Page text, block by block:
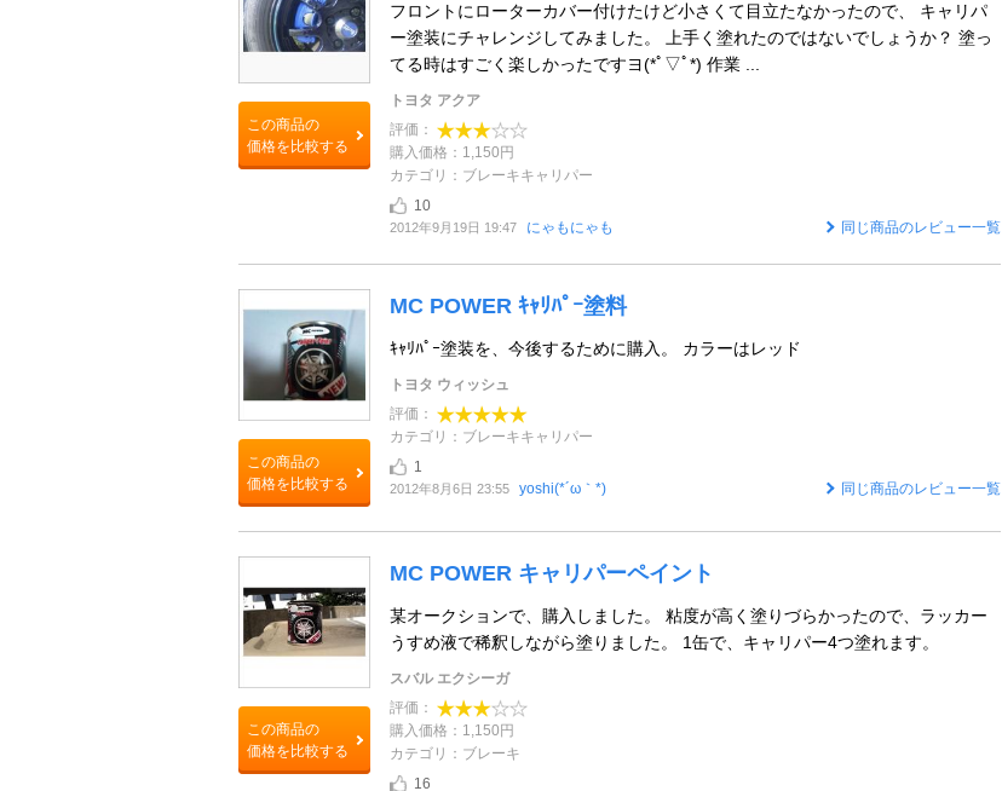
この商品の
価格を比較する
フロントにローターカバー付けたけど小さくて目立たなかったので、 キャリパ
ー塗装にチャレンジしてみました。 上手く塗れたのではないでしょうか？ 塗っ
てる時はすごく楽しかったですヨ(*ﾟ▽ﾟ*) 作業 ...
トヨタ アクア
評価：
購入価格：1,150円
カテゴリ：ブレーキキャリパー
10
2012年9月19日 19:47 にゃもにゃも 同じ商品のレビュー一覧
この商品の
価格を比較する
MC POWER ｷｬﾘﾊﾟｰ塗料
ｷｬﾘﾊﾟｰ塗装を、今後するために購入。 カラーはレッド
トヨタ ウィッシュ
評価：
カテゴリ：ブレーキキャリパー
1
2012年8月6日 23:55 yoshi(*´ω｀*) 同じ商品のレビュー一覧
この商品の
価格を比較する
MC POWER キャリパーペイント
某オークションで、購入しました。 粘度が高く塗りづらかったので、ラッカー
うすめ液で稀釈しながら塗りました。 1缶で、キャリパー4つ塗れます。
スバル エクシーガ
評価：
購入価格：1,150円
カテゴリ：ブレーキ
16